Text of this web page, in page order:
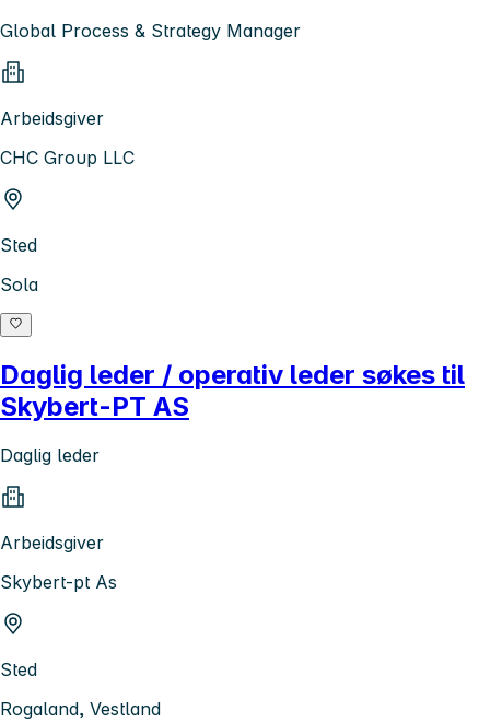
Global Process & Strategy Manager
Arbeidsgiver
CHC Group LLC
Sted
Sola
Daglig leder / operativ leder søkes til
Skybert-PT AS
Daglig leder
Arbeidsgiver
Skybert-pt As
Sted
Rogaland, Vestland